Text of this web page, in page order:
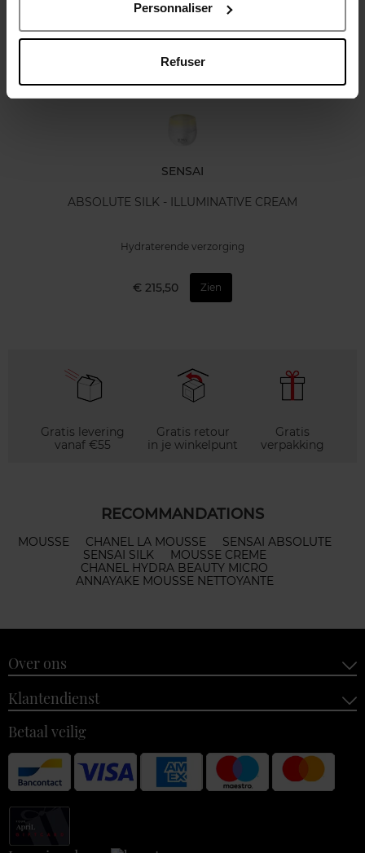
Personnaliser
Refuser
Nog iets vergeten ?
SENSAI
ABSOLUTE SILK - ILLUMINATIVE CREAM
Hydraterende verzorging
€ 215,50 Zien
Gratis levering
vanaf €55
Gratis retour
in je winkelpunt
Gratis
verpakking
RECOMMANDATIONS
MOUSSE CHANEL LA MOUSSE
SENSAI ABSOLUTE
SENSAI SILK
MOUSSE CREME
CHANEL HYDRA BEAUTY MICRO
ANNAYAKE MOUSSE NETTOYANTE
Over ons
Klantendienst
Betaal veilig